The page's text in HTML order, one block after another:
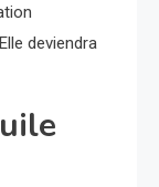
deviendra